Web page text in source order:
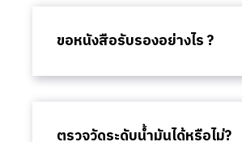
ขอหนังสือรับรองอย่างไร ?
ตรวจวัดระดับน้ำมันได้หรือไม่?